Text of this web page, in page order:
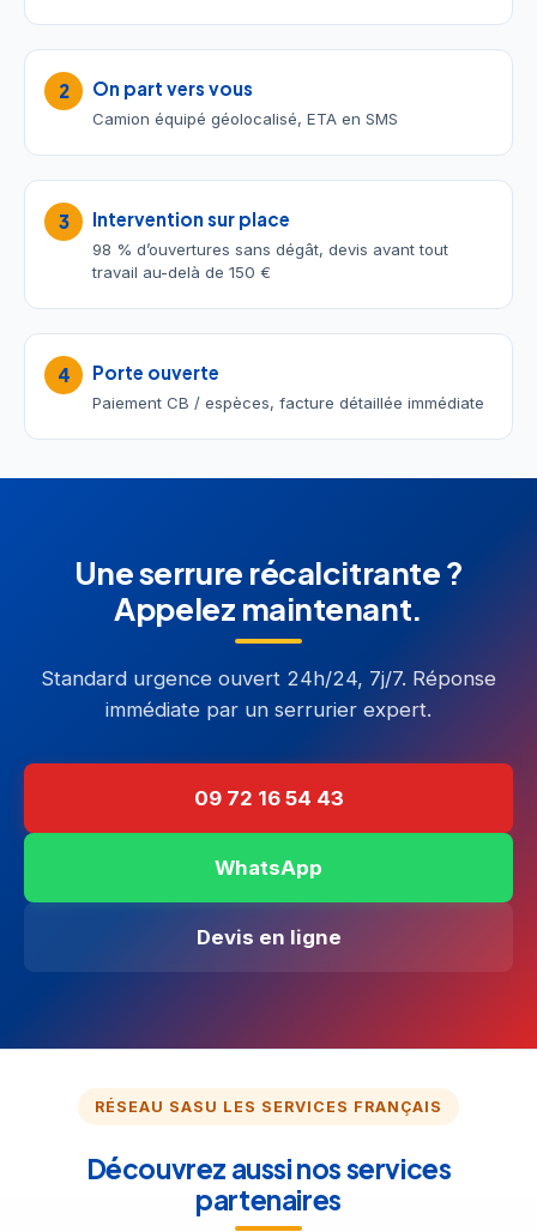
2 On part vers vous
Camion équipé géolocalisé, ETA en SMS
3 Intervention sur place
98 % d’ouvertures sans dégât, devis avant tout
travail au-delà de 150 €
4 Porte ouverte
Paiement CB / espèces, facture détaillée immédiate
Une serrure récalcitrante ?
Appelez maintenant.
Standard urgence ouvert 24h/24, 7j/7. Réponse
immédiate par un serrurier expert.
09 72 16 54 43
WhatsApp
Devis en ligne
RÉSEAU SASU LES SERVICES FRANÇAIS
Découvrez aussi nos services
partenaires